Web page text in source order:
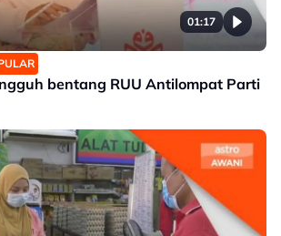
01:17
bentang RUU Antilompat Parti